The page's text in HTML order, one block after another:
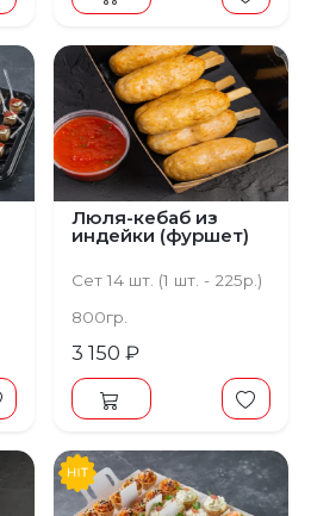
Следующий
Люля-кебаб из
индейки (фуршет)
Сет 14 шт. (1 шт. - 225р.)
800гр.
3 150 ₽